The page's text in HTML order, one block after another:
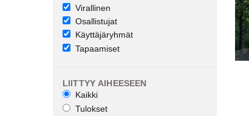
Virallinen
Osallistujat
Käyttäjäryhmät
Tapaamiset
LIITTYY AIHEESEEN
Kaikki
Tulokset